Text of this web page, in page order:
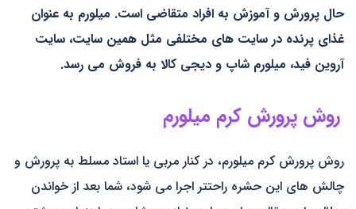
حال پرورش و آموزش به افراد متقاضی است. میلورم به عنوان
غذای پرنده در سایت های مختلفی مثل همین سایت، سایت
آروین فید، میلورم شاپ و دیجی کالا به فروش می رسد.
روش پرورش کرم میلورم
روش پرورش کرم میلورم، در کنار مربی یا استاد مسلط به پرورش و
چالش های این حشره راحتتر اجرا می شود، شما بعد از خواندن